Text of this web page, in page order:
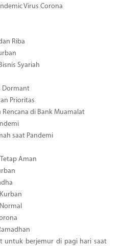
Virus Corona
Riba
Syariah
Dormant
Prioritas
di Bank Muamalat
saat Pandemi
Aman
untuk berjemur di pagi hari saat